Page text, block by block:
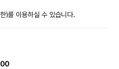
)를 이용하실 수 있습니다.
. 시설 내에서 셀프 주차(요금 별도)